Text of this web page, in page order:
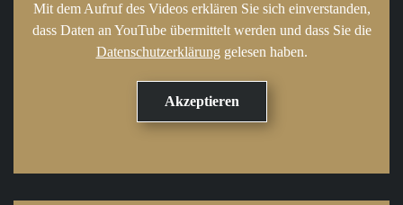
Mit dem Aufruf des Videos erklären Sie sich einverstanden,
dass Daten an YouTube übermittelt werden und dass Sie die
Datenschutzerklärung gelesen haben.